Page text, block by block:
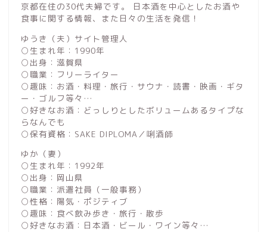
京都在住の30代夫婦です。 日本酒を中心としたお酒や
食事に関する情報、また日々の生活を発信！
ゆうき（夫）サイト管理人
○生まれ年：1990年
○出身：滋賀県
○職業：フリーライター
○趣味：お酒・料理・旅行・サウナ・読書・映画・ギタ
ー・ゴルフ等々…
○好きなお酒：どっしりとしたボリュームあるタイプな
らなんでも
○保有資格：SAKE DIPLOMA／唎酒師
ゆか（妻）
○生まれ年：1992年
○出身：岡山県
○職業：派遣社員（一般事務）
○性格：陽気・ポジティブ
○趣味：食べ飲み歩き・旅行・散歩
○好きなお酒：日本酒・ビール・ワイン等々…